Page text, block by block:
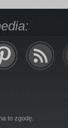
to zgodę.